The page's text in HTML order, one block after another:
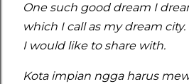
One such good dream I
which I call as my dream
I would like to share with.
Kota impian ngga harus